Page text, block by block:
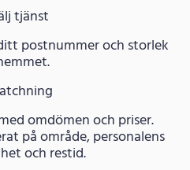
tjänst
postnummer och storlek
omdömen och priser.
på område, personalens
och restid.